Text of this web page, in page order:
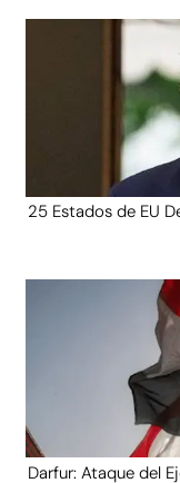
25 Estados de EU
Darfur: Ataque del